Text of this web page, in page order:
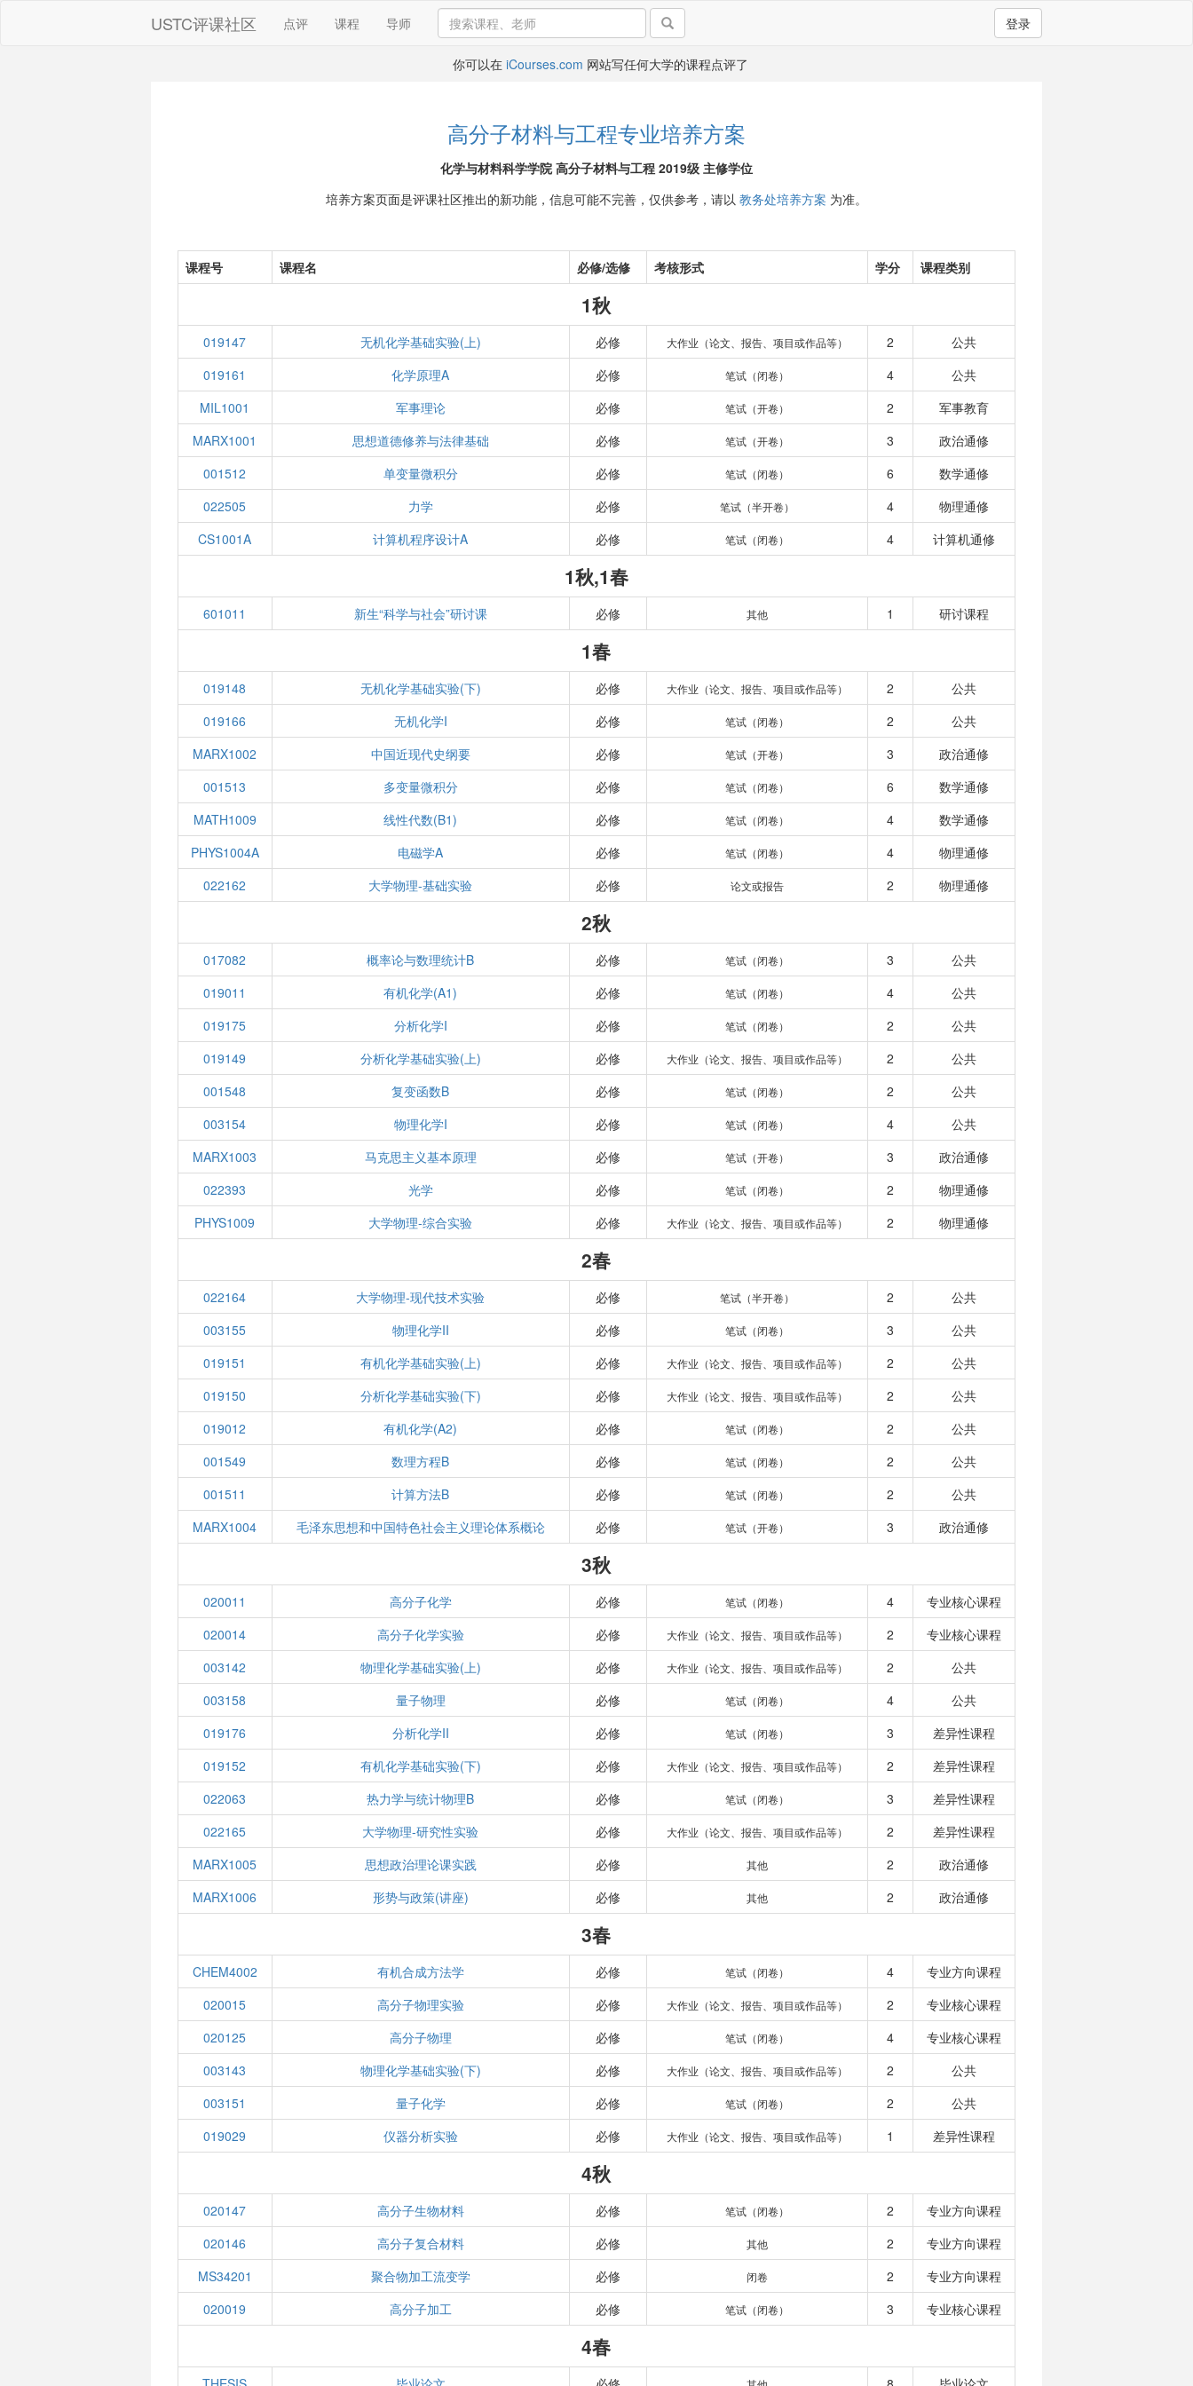
USTC评课社区 点评 课程 导师 登录
你可以在 iCourses.com 网站写任何大学的课程点评了
高分子材料与工程专业培养方案
化学与材料科学学院 高分子材料与工程 2019级 主修学位
培养方案页面是评课社区推出的新功能，信息可能不完善，仅供参考，请以 教务处培养方案 为准。
课程号 课程名 必修/选修 考核形式 学分 课程类别
1秋
019147 无机化学基础实验(上) 必修 大作业（论文、报告、项目或作品等） 2
公共
019161
化学原理A 必修 笔试（闭卷） 4
公共
MIL1001
军事理论 必修 笔试（开卷） 2
军事教育
MARX1001
思想道德修养与法律基础 必修 笔试（开卷） 3
政治通修
001512
单变量微积分 必修 笔试（闭卷） 6
数学通修
022505
力学 必修 笔试（半开卷） 4
物理通修
CS1001A
计算机程序设计A 必修 笔试（闭卷） 4 计算机通修
1秋,1春
601011 新生“科学与社会”研讨课 必修 其他 1 研讨课程
1春
019148 无机化学基础实验(下) 必修 大作业（论文、报告、项目或作品等） 2
公共
019166
无机化学I 必修 笔试（闭卷） 2
公共
MARX1002
中国近现代史纲要 必修 笔试（开卷） 3
政治通修
001513
多变量微积分 必修 笔试（闭卷） 6
数学通修
MATH1009
线性代数(B1) 必修 笔试（闭卷） 4
数学通修
PHYS1004A
电磁学A 必修 笔试（闭卷） 4
物理通修
022162
大学物理-基础实验 必修 论文或报告 2 物理通修
2秋
017082 概率论与数理统计B 必修 笔试（闭卷） 3
公共
019011
有机化学(A1) 必修 笔试（闭卷） 4
公共
019175
分析化学I 必修 笔试（闭卷） 2
公共
019149
分析化学基础实验(上) 必修 大作业（论文、报告、项目或作品等） 2
公共
001548
复变函数B 必修 笔试（闭卷） 2
公共
003154
物理化学I 必修 笔试（闭卷） 4
公共
MARX1003
马克思主义基本原理 必修 笔试（开卷） 3
政治通修
022393
光学 必修 笔试（闭卷） 2
物理通修
PHYS1009
大学物理-综合实验 必修 大作业（论文、报告、项目或作品等） 2 物理通修
2春
022164 大学物理-现代技术实验 必修 笔试（半开卷） 2
公共
003155
物理化学II 必修 笔试（闭卷） 3
公共
019151
有机化学基础实验(上) 必修 大作业（论文、报告、项目或作品等） 2
公共
019150
分析化学基础实验(下) 必修 大作业（论文、报告、项目或作品等） 2
公共
019012
有机化学(A2) 必修 笔试（闭卷） 2
公共
001549
数理方程B 必修 笔试（闭卷） 2
公共
001511
计算方法B 必修 笔试（闭卷） 2
公共
MARX1004
毛泽东思想和中国特色社会主义理论体系概论 必修 笔试（开卷） 3 政治通修
3秋
020011 高分子化学 必修 笔试（闭卷） 4
专业核心课程
020014
高分子化学实验 必修 大作业（论文、报告、项目或作品等） 2
专业核心课程
003142
物理化学基础实验(上) 必修 大作业（论文、报告、项目或作品等） 2
公共
003158
量子物理 必修 笔试（闭卷） 4
公共
019176
分析化学II 必修 笔试（闭卷） 3
差异性课程
019152
有机化学基础实验(下) 必修 大作业（论文、报告、项目或作品等） 2
差异性课程
022063
热力学与统计物理B 必修 笔试（闭卷） 3
差异性课程
022165
大学物理-研究性实验 必修 大作业（论文、报告、项目或作品等） 2
差异性课程
MARX1005
思想政治理论课实践 必修 其他 2
政治通修
MARX1006
形势与政策(讲座) 必修 其他 2 政治通修
3春
CHEM4002 有机合成方法学 必修 笔试（闭卷） 4
专业方向课程
020015
高分子物理实验 必修 大作业（论文、报告、项目或作品等） 2
专业核心课程
020125
高分子物理 必修 笔试（闭卷） 4
专业核心课程
003143
物理化学基础实验(下) 必修 大作业（论文、报告、项目或作品等） 2
公共
003151
量子化学 必修 笔试（闭卷） 2
公共
019029
仪器分析实验 必修 大作业（论文、报告、项目或作品等） 1 差异性课程
4秋
020147 高分子生物材料 必修 笔试（闭卷） 2
专业方向课程
020146
高分子复合材料 必修 其他 2
专业方向课程
MS34201
聚合物加工流变学 必修 闭卷 2
专业方向课程
020019
高分子加工 必修 笔试（闭卷） 3 专业核心课程
4春